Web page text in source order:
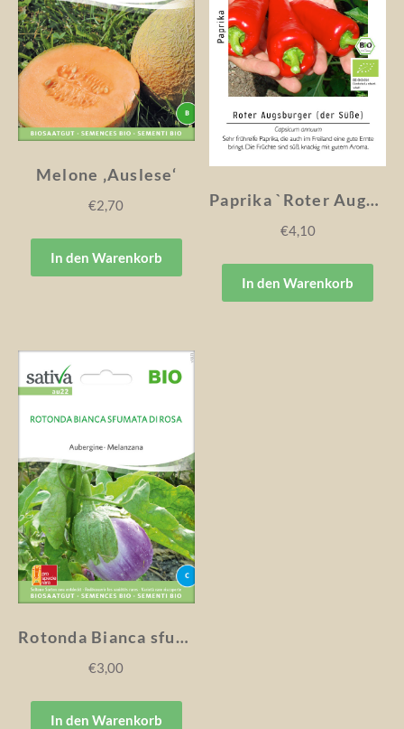
Melone ‚Auslese‘
€2,70
In den Warenkorb
Paprika `Roter Augsburger`
€4,10
In den Warenkorb
Rotonda Bianca sfumata di rosa
€3,00
In den Warenkorb